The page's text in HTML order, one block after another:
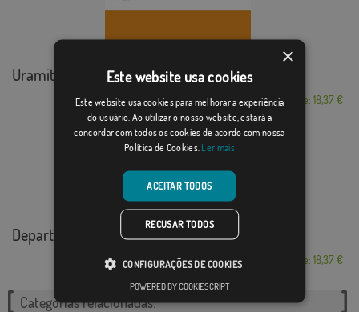
Uramita
Desde: 18,37 €
Departamento de No...
Desde: 18,37 €
Categorias relacionadas:
×
Este website usa cookies
Este website usa cookies para melhorar a experiência
do usuário. Ao utilizar o nosso website, estará a
concordar com todos os cookies de acordo com nossa
Política de Cookies. Ler mais
ACEITAR TODOS
RECUSAR TODOS
CONFIGURAÇÕES DE COOKIES
POWERED BY COOKIESCRIPT